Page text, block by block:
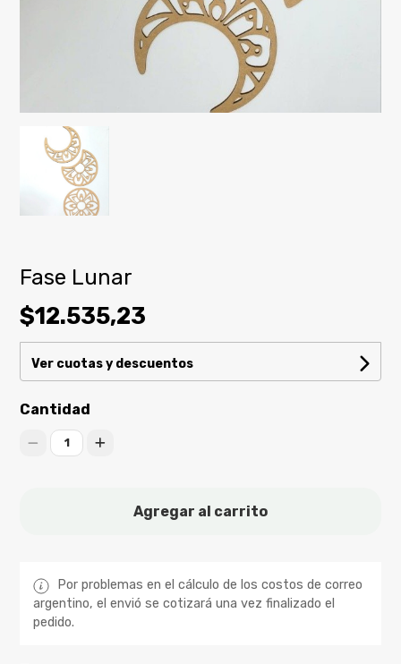
Fase Lunar
$12.535,23
Ver cuotas y descuentos
Cantidad
1
Agregar al carrito
Por problemas en el cálculo de los costos de correo
argentino, el envió se cotizará una vez finalizado el
pedido.